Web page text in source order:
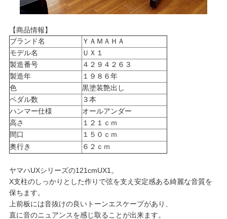
【商品情報】
ブランド名
ＹＡＭＡＨＡ
モデル名
ＵＸ１
製造番号
４２９４２６３
製造年
１９８６年
色
黒塗装艶出し
ペダル数
３本
ハンマー仕様
オールアンダー
高さ
１２１ｃｍ
間口
１５０ｃｍ
奥行き
６２ｃｍ
ヤマハUXシリーズの121cmUX1。
X支柱のしっかりとした作りで弦を支え安定感ある綺麗な音質を
保ちます。
上前板には音抜けの良いトーンエスケープがあり、
直に音のニュアンスを感じ取ることが出来ます。